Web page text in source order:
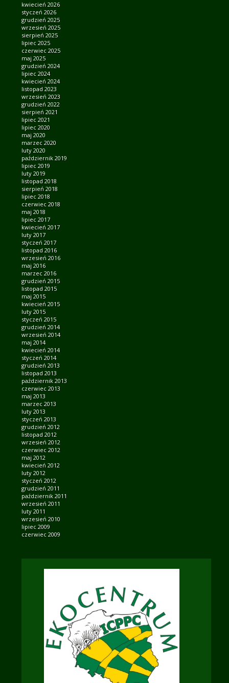
kwiecień 2026
styczeń 2026
grudzień 2025
wrzesień 2025
sierpień 2025
lipiec 2025
czerwiec 2025
maj 2025
grudzień 2024
lipiec 2024
kwiecień 2024
listopad 2023
wrzesień 2023
grudzień 2022
sierpień 2021
lipiec 2021
lipiec 2020
maj 2020
marzec 2020
luty 2020
październik 2019
lipiec 2019
luty 2019
listopad 2018
sierpień 2018
lipiec 2018
czerwiec 2018
maj 2018
lipiec 2017
kwiecień 2017
luty 2017
styczeń 2017
listopad 2016
wrzesień 2016
maj 2016
marzec 2016
grudzień 2015
listopad 2015
maj 2015
kwiecień 2015
luty 2015
styczeń 2015
grudzień 2014
wrzesień 2014
maj 2014
kwiecień 2014
styczeń 2014
grudzień 2013
listopad 2013
październik 2013
czerwiec 2013
maj 2013
marzec 2013
luty 2013
styczeń 2013
grudzień 2012
listopad 2012
wrzesień 2012
czerwiec 2012
maj 2012
kwiecień 2012
luty 2012
styczeń 2012
grudzień 2011
październik 2011
wrzesień 2011
luty 2011
wrzesień 2010
lipiec 2009
czerwiec 2009